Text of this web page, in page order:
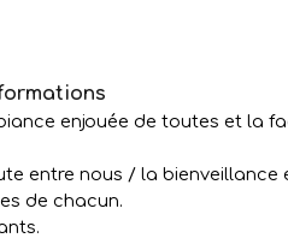
enjouée de toutes et la
entre nous / la bienveillance
de chacun.